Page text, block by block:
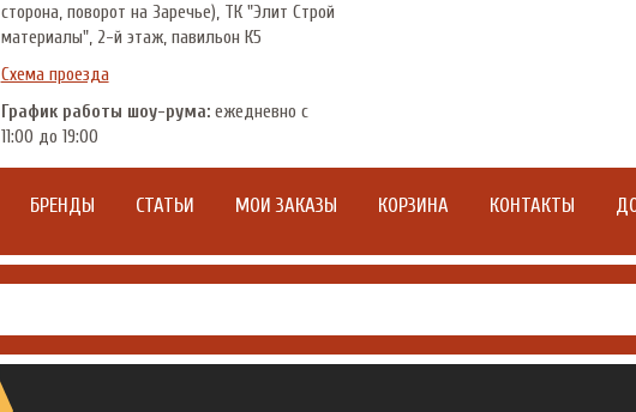
сторона, поворот на Заречье), ТК "Элит Строй
материалы", 2-й этаж, павильон К5
Схема проезда
График работы шоу-рума:ежедневно с
11:00 до 19:00
БРЕНДЫ СТАТЬИ МОИ ЗАКАЗЫ КОРЗИНА КОНТАКТЫ